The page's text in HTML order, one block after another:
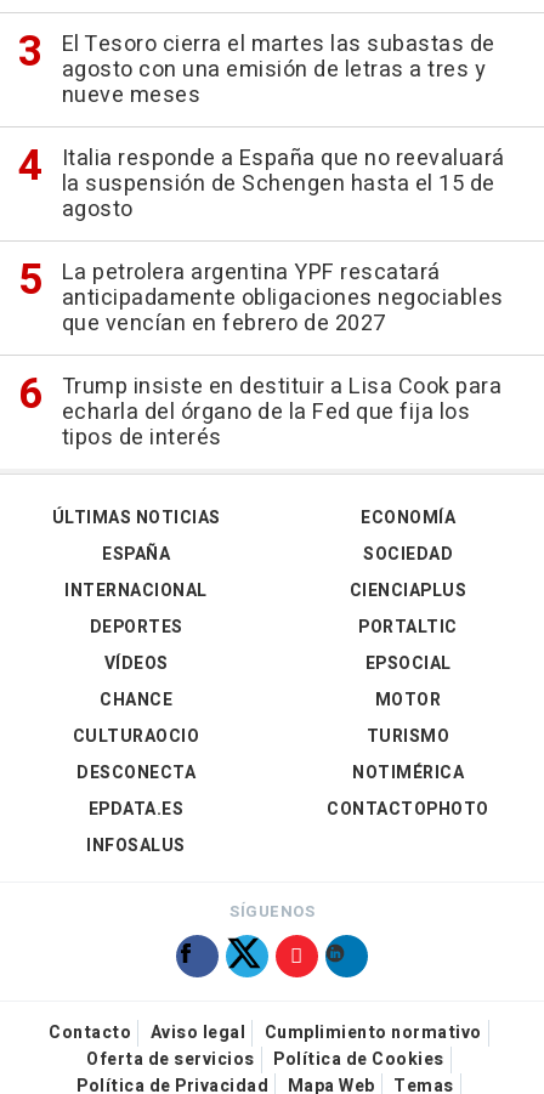
El Tesoro cierra el martes las subastas de
agosto con una emisión de letras a tres y
nueve meses
Italia responde a España que no reevaluará
la suspensión de Schengen hasta el 15 de
agosto
La petrolera argentina YPF rescatará
anticipadamente obligaciones negociables
que vencían en febrero de 2027
Trump insiste en destituir a Lisa Cook para
echarla del órgano de la Fed que fija los
tipos de interés
ÚLTIMAS NOTICIAS
ESPAÑA
INTERNACIONAL
DEPORTES
VÍDEOS
ECONOMÍA
SOCIEDAD
CIENCIAPLUS
PORTALTIC
EPSOCIAL
CHANCE
CULTURAOCIO
DESCONECTA
EPDATA.ES
INFOSALUS
MOTOR
TURISMO
NOTIMÉRICA
CONTACTOPHOTO
SÍGUENOS
Contacto Aviso legal
Cumplimiento normativo
Oferta de servicios
Política de Cookies
Política de Privacidad
Mapa Web Temas